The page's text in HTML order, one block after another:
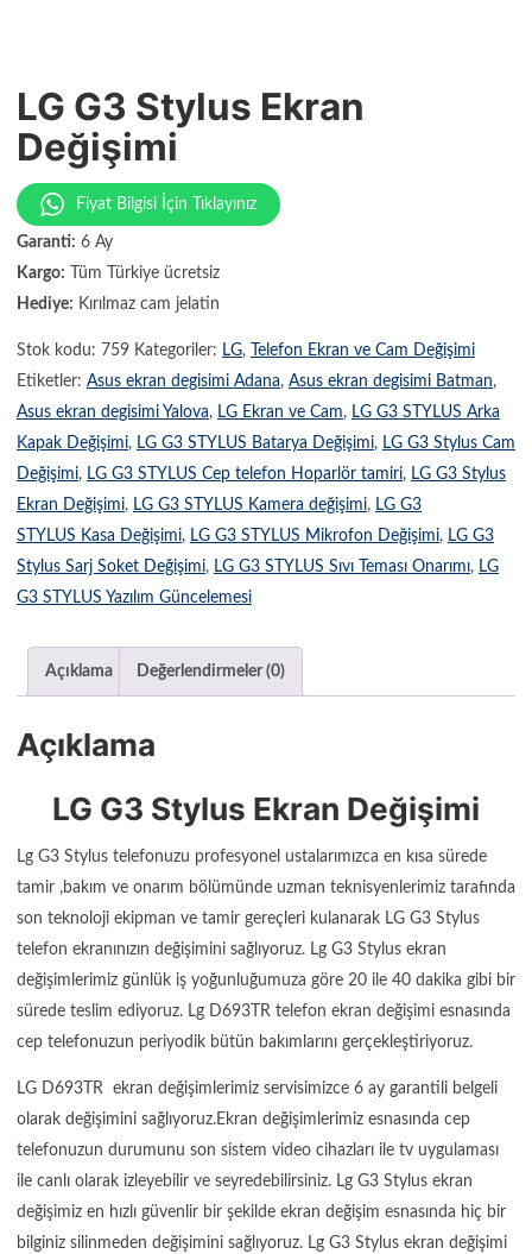
LG G3 Stylus Ekran
Değişimi
Fiyat Bilgisi İçin Tıklayınız
Garanti: 6 Ay
Kargo: Tüm Türkiye ücretsiz
Hediye: Kırılmaz cam jelatin
Stok kodu: 759 Kategoriler: LG,
Telefon Ekran ve Cam Değişimi
Etiketler: Asus ekran degisimi Adana, Asus ekran degisimi Batman,
Asus ekran degisimi Yalova, LG Ekran ve Cam, LG G3 STYLUS Arka
Kapak Değişimi, LG G3 STYLUS Batarya Değişimi, LG G3 Stylus Cam
Değişimi, LG G3 STYLUS Cep telefon Hoparlör tamiri, LG G3 Stylus
Ekran Değişimi, LG G3 STYLUS Kamera değişimi, LG G3
STYLUS Kasa Değişimi, LG G3 STYLUS Mikrofon Değişimi, LG G3
Stylus Sarj Soket Değişimi, LG G3 STYLUS Sıvı Teması Onarımı, LG
G3 STYLUS Yazılım Güncelemesi
Açıklama Değerlendirmeler (0)
Açıklama
LG G3 Stylus Ekran Değişimi
Lg G3 Stylus telefonuzu profesyonel ustalarımızca en kısa sürede
tamir ,bakım ve onarım bölümünde uzman teknisyenlerimiz tarafında
son teknoloji ekipman ve tamir gereçleri kulanarak LG G3 Stylus
telefon ekranınızın değişimini sağlıyoruz. Lg G3 Stylus ekran
değişimlerimiz günlük iş yoğunluğumuza göre 20 ile 40 dakika gibi bir
sürede teslim ediyoruz. Lg D693TR telefon ekran değişimi esnasında
cep telefonuzun periyodik bütün bakımlarını gerçekleştiriyoruz.
LG D693TR ekran değişimlerimiz servisimizce 6 ay garantili belgeli
olarak değişimini sağlıyoruz.Ekran değişimlerimiz esnasında cep
telefonuzun durumunu son sistem video cihazları ile tv uygulaması
ile canlı olarak izleyebilir ve seyredebilirsiniz. Lg G3 Stylus ekran
değişimiz en hızlı güvenlir bir şekilde ekran değişim esnasında hiç bir
bilginiz silinmeden değişimini sağlıyoruz. Lg G3 Stylus ekran değişimi